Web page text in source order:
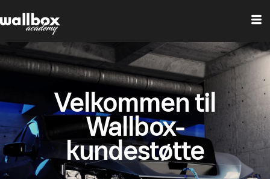
Velkommen til
Wallbox-
kundestøtte